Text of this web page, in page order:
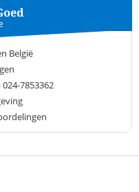
België
7853362